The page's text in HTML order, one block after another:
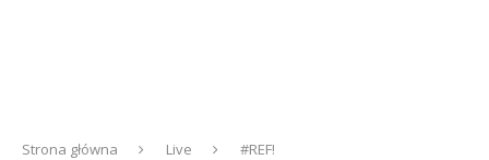
Strona główna Live #REF!